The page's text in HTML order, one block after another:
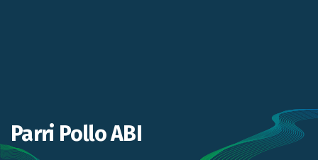
Parri Pollo ABI